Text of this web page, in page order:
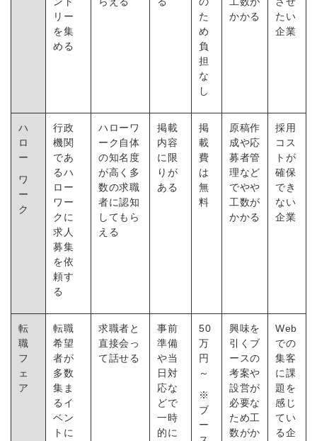
リー
を集
める
た
め
負
担
な
し
かかる
たい
企業
ハ
ロ
ー
ワ
ー
ク
行政
機関
であ
るハ
ロー
ワー
クに
求人
募集
を依
頼す
る
ハローワ
ーク自体
の知名度
が高く多
数の求職
者に認知
してもら
える
掲載
内容
に限
りが
ある
掲
載
費
は
無
料
原稿作
成や応
募者管
理など
でやや
工数が
かかる
採用
コス
トが
確保
でき
ない
企業
転
職
フ
ェ
ア
転職
希望
者が
多数
集ま
るイ
ベン
トに
求職者と
直接会っ
て話せる
事前
準備
や当
日対
応な
どで
一時
的に
50
万
円
～
※
ブ
ー
興味を
引くブ
ースの
考案や
設営が
必要な
ため工
数がか
Web
での
集客
に課
題を
感じ
てい
る企